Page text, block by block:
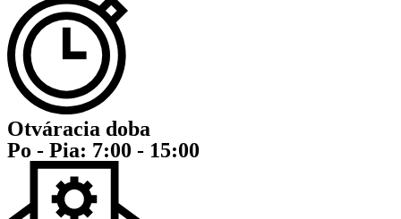
Otváracia doba
Po - Pia: 7:00 - 15:00